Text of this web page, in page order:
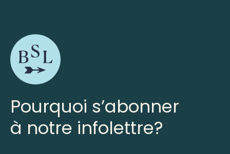
Pourquoi s’abonner
à notre infolettre?